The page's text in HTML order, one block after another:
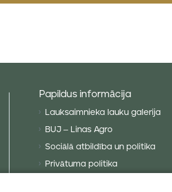
Papildus informācija
Lauksaimnieka lauku galerija
BUJ – Linas Agro
Sociālā atbildība un politika
Privātuma politika